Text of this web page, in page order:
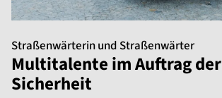
Straßenwärterin und Straßenwärter
Multitalente im Auftrag der
Sicherheit